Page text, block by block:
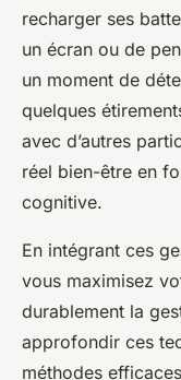
recharger ses
un écran ou de
un moment de
quelques
avec d’autres
réel bien-être en
cognitive.
En intégrant ces
vous maximisez
durablement la
approfondir ces
méthodes